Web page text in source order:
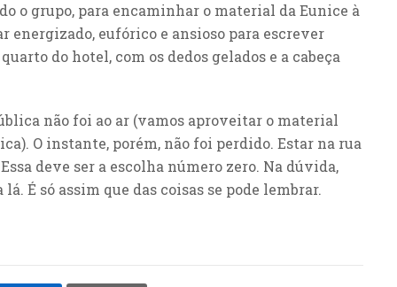
o grupo, para encaminhar o material da Eunice à
energizado, eufórico e ansioso para escrever
do hotel, com os dedos gelados e a cabeça
não foi ao ar (vamos aproveitar o material
O instante, porém, não foi perdido. Estar na rua
deve ser a escolha número zero. Na dúvida,
É só assim que das coisas se pode lembrar.